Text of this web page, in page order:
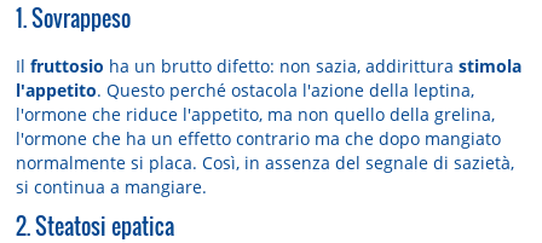
1. Sovrappeso
Ilfruttosio ha un brutto difetto: non sazia, addiritturastimola
l'appetito. Questo perché ostacola l'azione della leptina,
l'ormone che riduce l'appetito, ma non quello della grelina,
l'ormone che ha un effetto contrario ma che dopo mangiato
normalmente si placa. Così, in assenza del segnale di sazietà,
si continua a mangiare.
2. Steatosi epatica